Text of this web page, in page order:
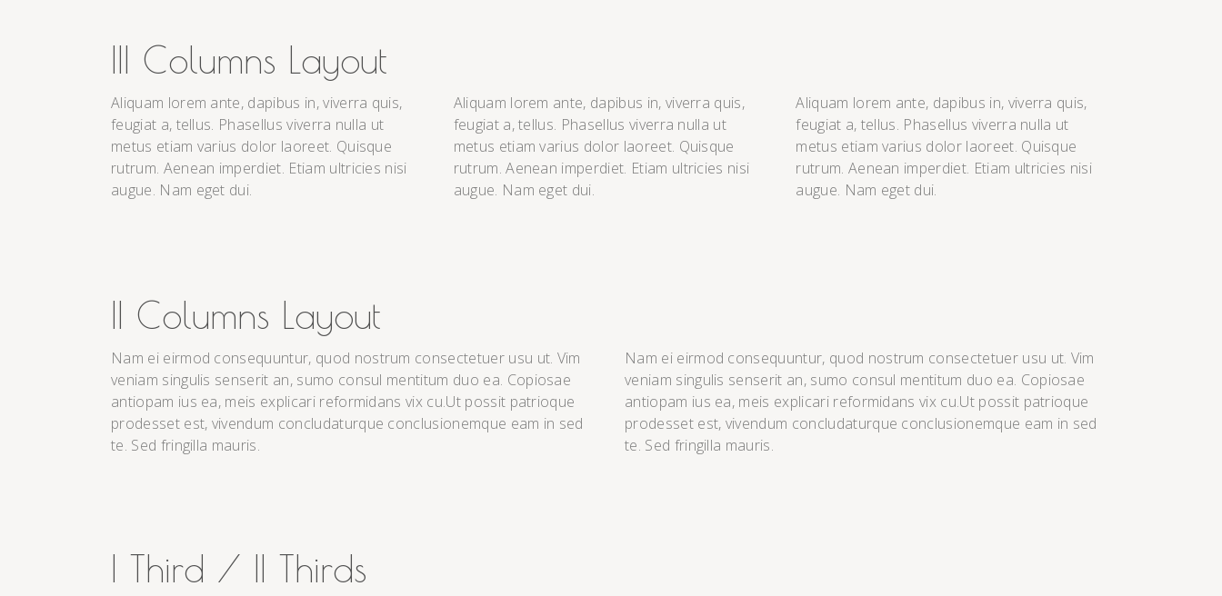
III Columns Layout
Aliquam lorem ante, dapibus in, viverra quis,
feugiat a, tellus. Phasellus viverra nulla ut
metus etiam varius dolor laoreet. Quisque
rutrum. Aenean imperdiet. Etiam ultricies nisi
augue. Nam eget dui.
Aliquam lorem ante, dapibus in, viverra quis,
feugiat a, tellus. Phasellus viverra nulla ut
metus etiam varius dolor laoreet. Quisque
rutrum. Aenean imperdiet. Etiam ultricies nisi
augue. Nam eget dui.
Aliquam lorem ante, dapibus in, viverra quis,
feugiat a, tellus. Phasellus viverra nulla ut
metus etiam varius dolor laoreet. Quisque
rutrum. Aenean imperdiet. Etiam ultricies nisi
augue. Nam eget dui.
II Columns Layout
Nam ei eirmod consequuntur, quod nostrum consectetuer usu ut. Vim
veniam singulis senserit an, sumo consul mentitum duo ea. Copiosae
antiopam ius ea, meis explicari reformidans vix cu.Ut possit patrioque
prodesset est, vivendum concludaturque conclusionemque eam in sed
te. Sed fringilla mauris.
Nam ei eirmod consequuntur, quod nostrum consectetuer usu ut. Vim
veniam singulis senserit an, sumo consul mentitum duo ea. Copiosae
antiopam ius ea, meis explicari reformidans vix cu.Ut possit patrioque
prodesset est, vivendum concludaturque conclusionemque eam in sed
te. Sed fringilla mauris.
I Third / II Thirds